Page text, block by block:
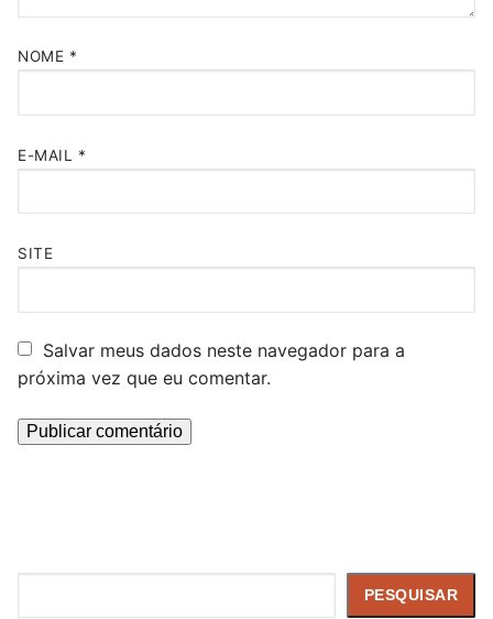
NOME *
E-MAIL *
SITE
Salvar meus dados neste navegador para a
próxima vez que eu comentar.
PESQUISAR